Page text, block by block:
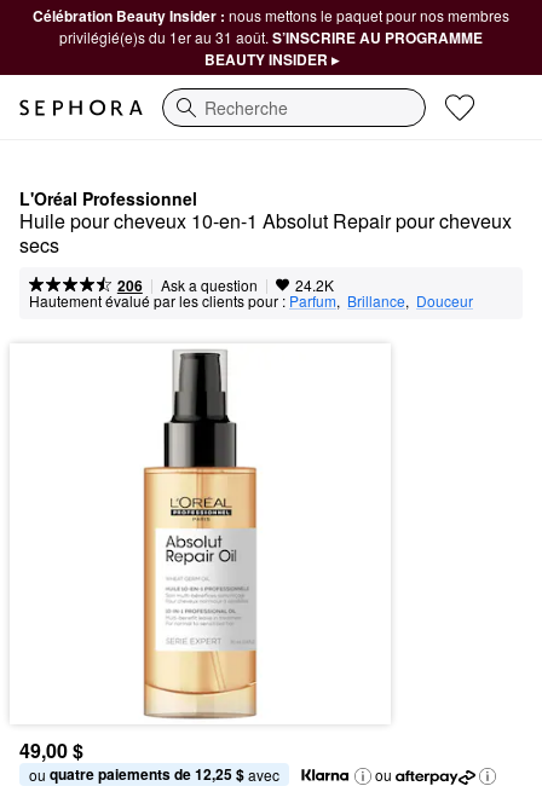
Célébration Beauty Insider : nous mettons le paquet pour nos membres
privilégié(e)s du 1er au 31 août. S’INSCRIRE AU PROGRAMME
BEAUTY INSIDER ▸
Recherche
L'Oréal Professionnel
Huile pour cheveux 10-en-1 Absolut Repair pour cheveux
secs
206 | Ask a question | 24.2K
Hautement évalué par les clients pour : Parfum, Brillance, Douceur
49,00 $
ou quatre paiements de 12,25 $ avec
ou